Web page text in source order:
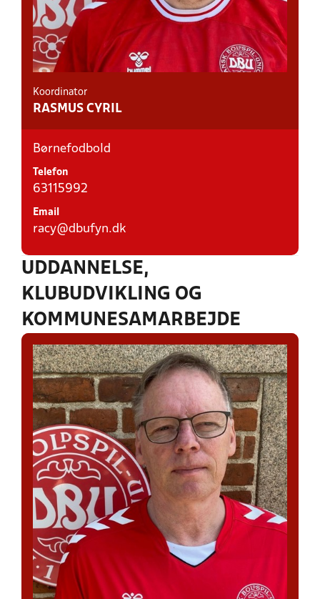
Koordinator
RASMUS CYRIL
Børnefodbold
Telefon
63115992
Email
racy@dbufyn.dk
UDDANNELSE,
KLUBUDVIKLING OG
KOMMUNESAMARBEJDE